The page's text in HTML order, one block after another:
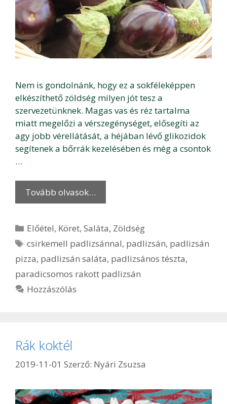
Nem is gondolnánk, hogy ez a sokféleképpen
elkészíthető zöldség milyen jót tesz a
szervezetünknek. Magas vas és réz tartalma
miatt megelőzi a vérszegénységet, elősegíti az
agy jobb vérellátását, a héjában lévő glikozidok
segítenek a bőrrák kezelésében és még a csontok
…
Tovább olvasok…
Kategória
Előétel, Köret,Saláta, Zöldség
Címkék
csirkemell padlizsánnal, padlizsán, padlizsán
pizza, padlizsán saláta, padlizsános tészta,
paradicsomos rakott padlizsán
Hozzászólás
Rák koktél
2019-11-01 Szerző: Nyári Zsuzsa